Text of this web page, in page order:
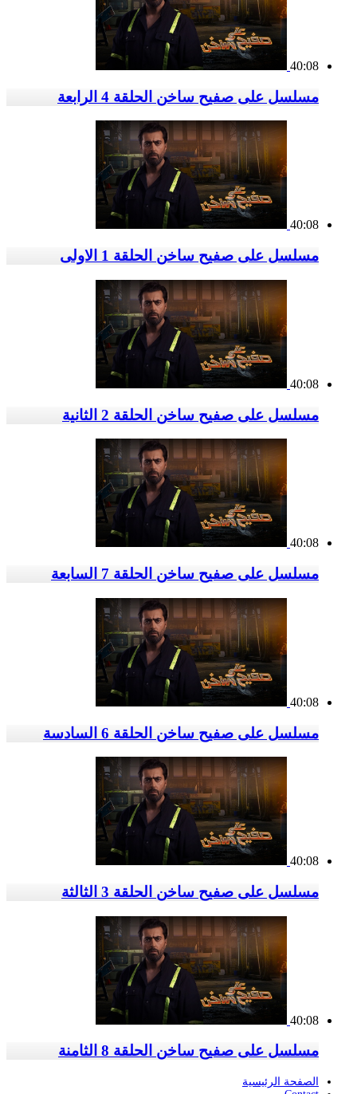
40:08
مسلسل على صفيح ساخن الحلقة 4 الرابعة
40:08
مسلسل على صفيح ساخن الحلقة 1 الاولى
40:08
مسلسل على صفيح ساخن الحلقة 2 الثانية
40:08
مسلسل على صفيح ساخن الحلقة 7 السابعة
40:08
مسلسل على صفيح ساخن الحلقة 6 السادسة
40:08
مسلسل على صفيح ساخن الحلقة 3 الثالثة
40:08
مسلسل على صفيح ساخن الحلقة 8 الثامنة
الصفحة الرئيسية